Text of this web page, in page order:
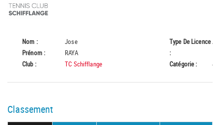
Nom :
Jose
Prénom :
RAYA
Club :
TC Schifflange
Type De Licence
:
A
Catégorie :
Classement